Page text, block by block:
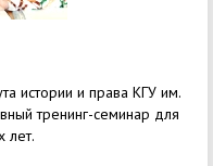
истории и права КГУ им.
тренинг-семинар для
лет.